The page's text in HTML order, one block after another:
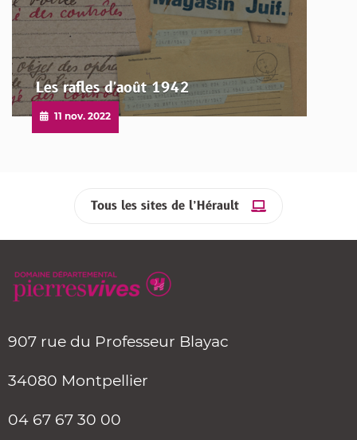
Les rafles d'août 1942
Publié
le
11 nov. 2022
Tous les sites de l’Hérault
907 rue du Professeur Blayac
34080 Montpellier
04 67 67 30 00